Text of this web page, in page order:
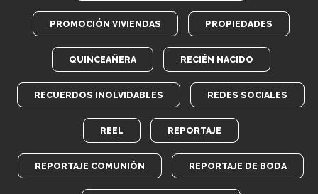
PROMOCIÓN VIVIENDAS PROPIEDADES
QUINCEAÑERA RECIÉN NACIDO
RECUERDOS INOLVIDABLES REDES SOCIALES
REEL REPORTAJE
REPORTAJE COMUNIÓN REPORTAJE DE BODA